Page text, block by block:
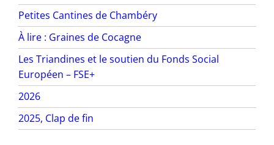
Petites Cantines de Chambéry
À lire : Graines de Cocagne
Les Triandines et le soutien du Fonds Social
Européen – FSE+
2026
2025, Clap de fin